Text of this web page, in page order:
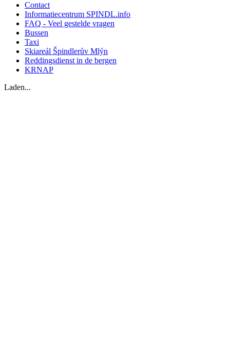
Contact
Informatiecentrum SPINDL.info
FAQ - Veel gestelde vragen
Bussen
Taxi
Skiareál Špindlerův Mlýn
Reddingsdienst in de bergen
KRNAP
Laden...